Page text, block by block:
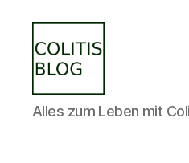
colitisblog.de
Alles zum Leben mit